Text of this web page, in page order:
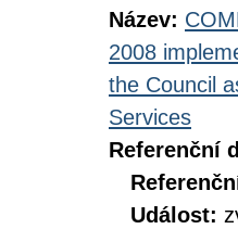
Název:
2008
the Council
Services
Referenční
Událost: